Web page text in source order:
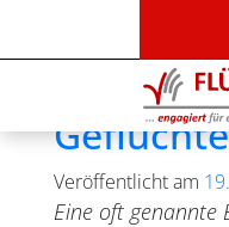
Gegen
Veröffentlicht am
Eine oft genannte